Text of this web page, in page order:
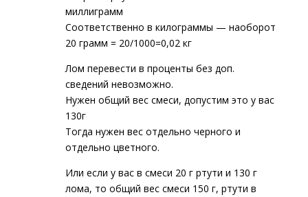
миллиграмм
Соответственно в килограммы — наоборот
20 грамм = 20/1000=0,02 кг
Лом перевести в проценты без доп.
сведений невозможно.
Нужен общий вес смеси, допустим это у вас
130г
Тогда нужен вес отдельно черного и
отдельно цветного.
Или если у вас в смеси 20 г ртути и 130 г
лома, то общий вес смеси 150 г, ртути в